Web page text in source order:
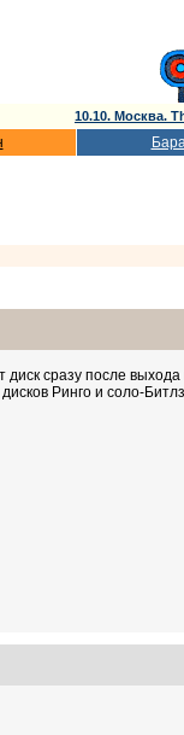
10.10. Москва.
диск сразу после
Ринго и соло-